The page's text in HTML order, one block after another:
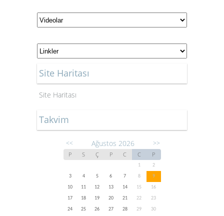
Site Haritası
Site Haritası
Takvim
<< Ağustos 2026 >>
P S Ç P C C P
1
2
3
4 5 6 7 8
9
10
11 12 13 14 15
16
17
18 19 20 21 22
23
24
25 26 27 28 29
30